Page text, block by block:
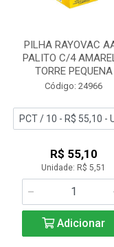
PILHA RAYOVAC
PALITO C/4
TORRE PEQUENA
Código: 24966
R$ 55,10
Unidade: R$ 5,51
Adicionar